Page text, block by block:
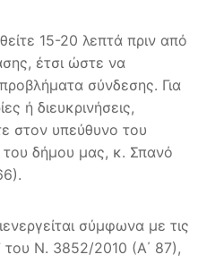
15-20 λεπτά πριν από
έτσι ώστε να
σύνδεσης. Για
ή διευκρινήσεις,
στον υπεύθυνο του
δήμου μας, κ. Σπανό
σύμφωνα με τις
του Ν. 3852/2010 (Α΄ 87),